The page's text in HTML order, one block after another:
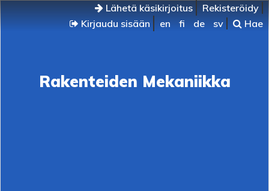
Lähetä käsikirjoitus
Rekisteröidy
Kirjaudu sisään
en fi de sv Hae
Rakenteiden Mekaniikka